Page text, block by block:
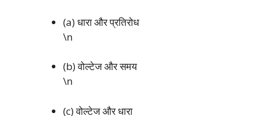
(a) धारा और प्रतिरोध
\n
(b) वोल्टेज और समय
\n
(c) वोल्टेज और धारा